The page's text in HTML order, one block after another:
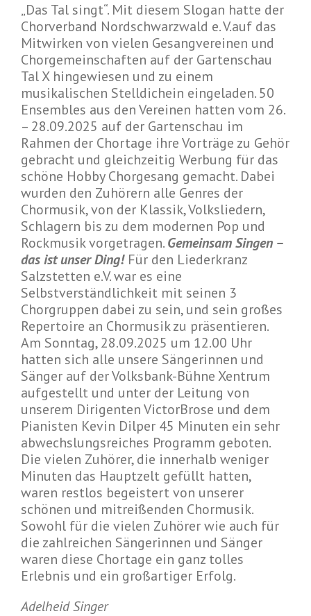
„Das Tal singt“. Mit diesem Slogan hatte der
Chorverband Nordschwarzwald e. V.auf das
Mitwirken von vielen Gesangvereinen und
Chorgemeinschaften auf der Gartenschau
Tal X hingewiesen und zu einem
musikalischen Stelldichein eingeladen. 50
Ensembles aus den Vereinen hatten vom 26.
– 28.09.2025 auf der Gartenschau im
Rahmen der Chortage ihre Vorträge zu Gehör
gebracht und gleichzeitig Werbung für das
schöne Hobby Chorgesang gemacht. Dabei
wurden den Zuhörern alle Genres der
Chormusik, von der Klassik, Volksliedern,
Schlagern bis zu dem modernen Pop und
Rockmusik vorgetragen.Gemeinsam Singen –
das ist unser Ding!Für den Liederkranz
Salzstetten e.V. war es eine
Selbstverständlichkeit mit seinen 3
Chorgruppen dabei zu sein, und sein großes
Repertoire an Chormusik zu präsentieren.
Am Sonntag, 28.09.2025 um 12.00 Uhr
hatten sich alle unsere Sängerinnen und
Sänger auf der Volksbank-Bühne Xentrum
aufgestellt und unter der Leitung von
unserem Dirigenten VictorBrose und dem
Pianisten Kevin Dilper 45 Minuten ein sehr
abwechslungsreiches Programm geboten.
Die vielen Zuhörer, die innerhalb weniger
Minuten das Hauptzelt gefüllt hatten,
waren restlos begeistert von unserer
schönen und mitreißenden Chormusik.
Sowohl für die vielen Zuhörer wie auch für
die zahlreichen Sängerinnen und Sänger
waren diese Chortage ein ganz tolles
Erlebnis und ein großartiger Erfolg.
Adelheid Singer